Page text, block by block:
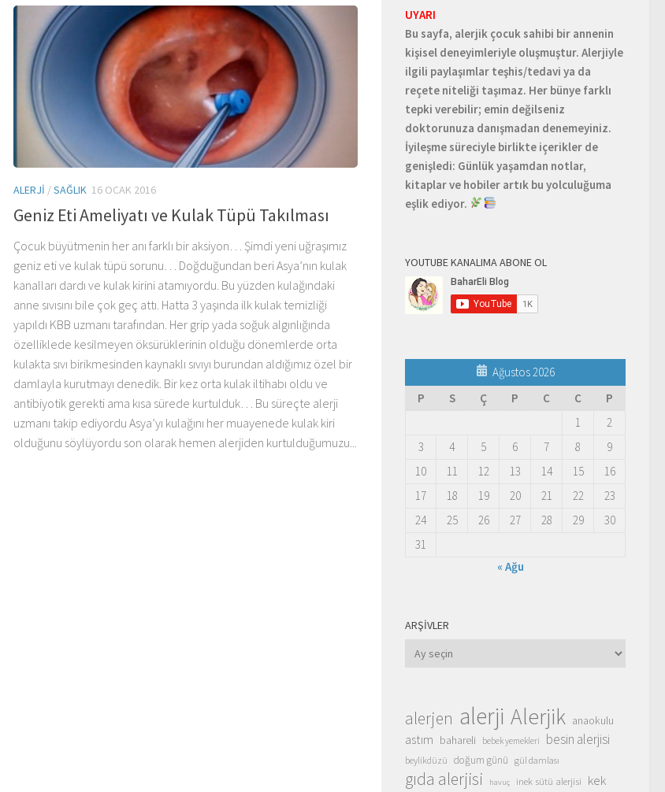
ALERJI /SAĞLIK 16 OCAK 2016
Geniz Eti Ameliyatı ve Kulak Tüpü Takılması
Çocuk büyütmenin her anı farklı bir aksiyon… Şimdi yeni uğraşımız
geniz eti ve kulak tüpü sorunu… Doğduğundan beri Asya’nın kulak
kanalları dardı ve kulak kirini atamıyordu. Bu yüzden kulağındaki
anne sıvısını bile çok geç attı. Hatta 3 yaşında ilk kulak temizliği
yapıldı KBB uzmanı tarafından. Her grip yada soğuk algınlığında
özelliklede kesilmeyen öksürüklerinin olduğu dönemlerde orta
kulakta sıvı birikmesinden kaynaklı sıvıyı burundan aldığımız özel bir
damlayla kurutmayı denedik. Bir kez orta kulak iltihabı oldu ve
antibiyotik gerekti ama kısa sürede kurtulduk… Bu süreçte alerji
uzmanı takip ediyordu Asya’yı kulağını her muayenede kulak kiri
olduğunu söylüyordu son olarak hemen alerjiden kurtulduğumuzu...
UYARI
Bu sayfa, alerjik çocuk sahibi bir annenin
kişisel deneyimleriyle oluşmuştur. Alerjiyle
ilgili paylaşımlar teşhis/tedavi ya da
reçete niteliği taşımaz. Her bünye farklı
tepki verebilir; emin değilseniz
doktorunuza danışmadan denemeyiniz.
İyileşme süreciyle birlikte içerikler de
genişledi: Günlük yaşamdan notlar,
kitaplar ve hobiler artık bu yolculuğuma
eşlik ediyor.
YOUTUBE KANALIMA ABONE OL
Ağustos 2026
P
S Ç P C C
P
1
2
3
4 5 6 7 8
9
10
11 12 13 14 15
16
17
18 19 20 21 22
23
24
25 26 27 28 29
30
31
« Ağu
ARŞIVLER
Arşivler
alerjen alerji Alerjik anaokulu
astım bahareli bebek yemekleri besin alerjisi
beylikdüzü doğum günü gül damlası
gıda alerjisi havuç inek sütü alerjisi kek